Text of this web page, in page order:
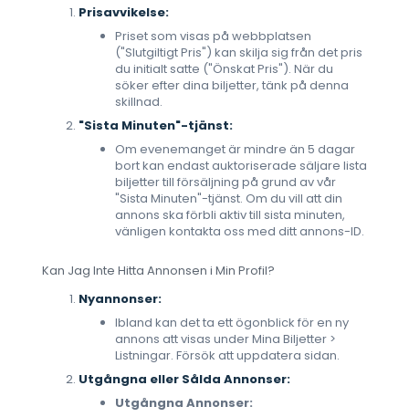
Prisavvikelse:
Priset som visas på webbplatsen
("Slutgiltigt Pris") kan skilja sig från det pris
du initialt satte ("Önskat Pris"). När du
söker efter dina biljetter, tänk på denna
skillnad.
"Sista Minuten"-tjänst:
Om evenemanget är mindre än 5 dagar
bort kan endast auktoriserade säljare lista
biljetter till försäljning på grund av vår
"Sista Minuten"-tjänst. Om du vill att din
annons ska förbli aktiv till sista minuten,
vänligen kontakta oss med ditt annons-ID.
Kan Jag Inte Hitta Annonsen i Min Profil?
Nyannonser:
Ibland kan det ta ett ögonblick för en ny
annons att visas under Mina Biljetter >
Listningar. Försök att uppdatera sidan.
Utgångna eller Sålda Annonser:
Utgångna Annonser: